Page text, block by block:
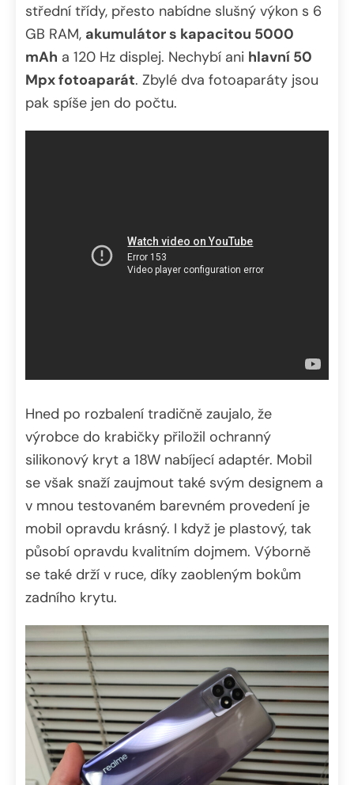
střední třídy, přesto nabídne slušný výkon s 6
GB RAM, akumulátor s kapacitou 5000
mAh a 120 Hz displej. Nechybí ani hlavní 50
Mpx fotoaparát. Zbylé dva fotoaparáty jsou
pak spíše jen do počtu.
Hned po rozbalení tradičně zaujalo, že
výrobce do krabičky přiložil ochranný
silikonový kryt a 18W nabíjecí adaptér. Mobil
se však snaží zaujmout také svým designem a
v mnou testovaném barevném provedení je
mobil opravdu krásný. I když je plastový, tak
působí opravdu kvalitním dojmem. Výborně
se také drží v ruce, díky zaobleným bokům
zadního krytu.